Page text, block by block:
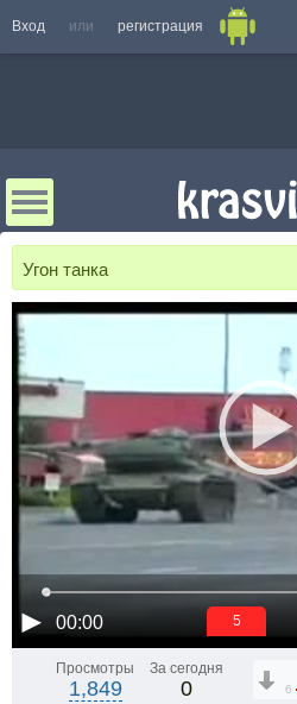
Вход или регистрация
Угон танка
00:00 5
Просмотры
1,849
За сегодня
0 6